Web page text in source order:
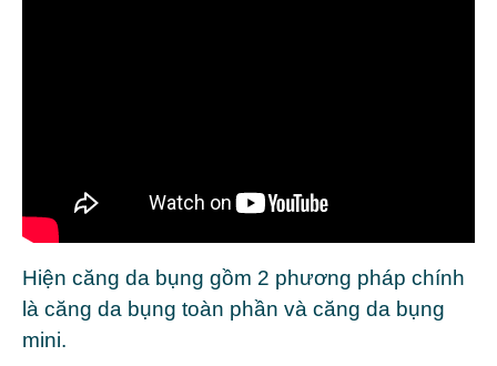
Hiện căng da bụng gồm 2 phương pháp chính
là căng da bụng toàn phần và căng da bụng
mini.